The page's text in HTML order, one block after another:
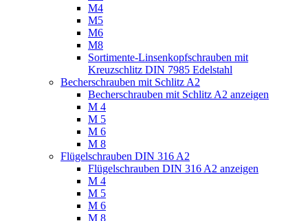
M4
M5
M6
M8
Sortimente-Linsenkopfschrauben mit
Kreuzschlitz DIN 7985 Edelstahl
Becherschrauben mit Schlitz A2
Becherschrauben mit Schlitz A2 anzeigen
M 4
M 5
M 6
M 8
Flügelschrauben DIN 316 A2
Flügelschrauben DIN 316 A2 anzeigen
M 4
M 5
M 6
M 8